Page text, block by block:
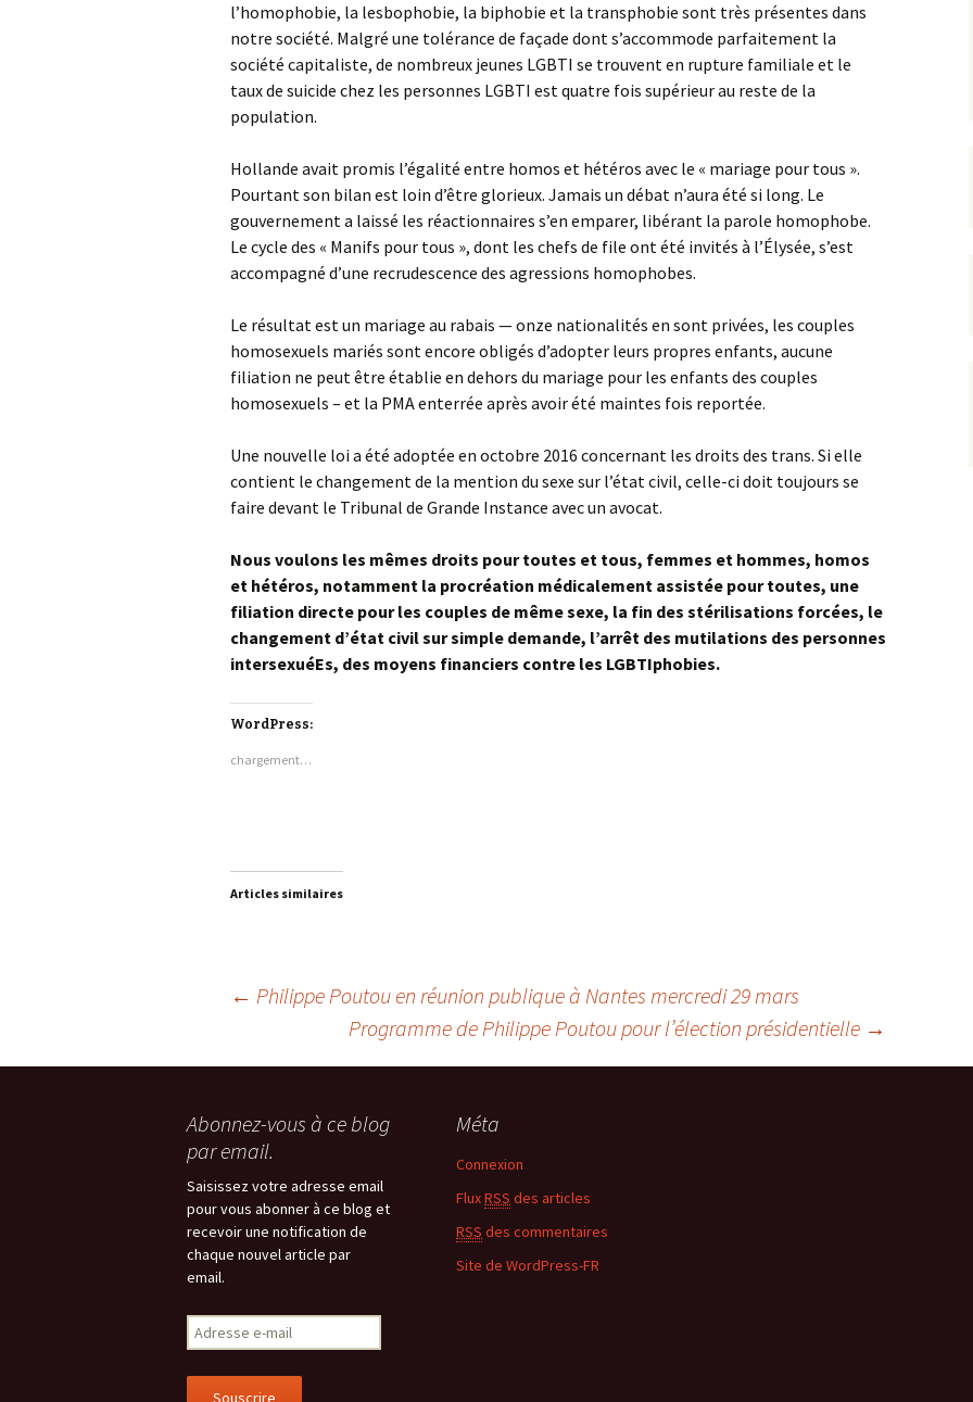
l’homophobie, la lesbophobie, la biphobie et la transphobie sont très présentes dans
notre société. Malgré une tolérance de façade dont s’accommode parfaitement la
société capitaliste, de nombreux jeunes LGBTI se trouvent en rupture familiale et le
taux de suicide chez les personnes LGBTI est quatre fois supérieur au reste de la
population.
Hollande avait promis l’égalité entre homos et hétéros avec le « mariage pour tous ».
Pourtant son bilan est loin d’être glorieux. Jamais un débat n’aura été si long. Le
gouvernement a laissé les réactionnaires s’en emparer, libérant la parole homophobe.
Le cycle des « Manifs pour tous », dont les chefs de file ont été invités à l’Élysée, s’est
accompagné d’une recrudescence des agressions homophobes.
Le résultat est un mariage au rabais — onze nationalités en sont privées, les couples
homosexuels mariés sont encore obligés d’adopter leurs propres enfants, aucune
filiation ne peut être établie en dehors du mariage pour les enfants des couples
homosexuels – et la PMA enterrée après avoir été maintes fois reportée.
Une nouvelle loi a été adoptée en octobre 2016 concernant les droits des trans. Si elle
contient le changement de la mention du sexe sur l’état civil, celle-ci doit toujours se
faire devant le Tribunal de Grande Instance avec un avocat.
Nous voulons les mêmes droits pour toutes et tous, femmes et hommes, homos
et hétéros, notamment la procréation médicalement assistée pour toutes, une
filiation directe pour les couples de même sexe, la fin des stérilisations forcées, le
changement d’état civil sur simple demande, l’arrêt des mutilations des personnes
intersexuéEs, des moyens financiers contre les LGBTIphobies.
WordPress:
chargement…
Articles similaires
← Philippe Poutou en réunion publique à Nantes mercredi 29 mars
Programme de Philippe Poutou pour l’élection présidentielle →
Abonnez-vous à ce blog
par email.
Saisissez votre adresse email
pour vous abonner à ce blog et
recevoir une notification de
chaque nouvel article par
email.
Adresse
e-
Souscrire
Méta
Connexion
FluxRSS des articles
RSS des commentaires
Site de WordPress-FR